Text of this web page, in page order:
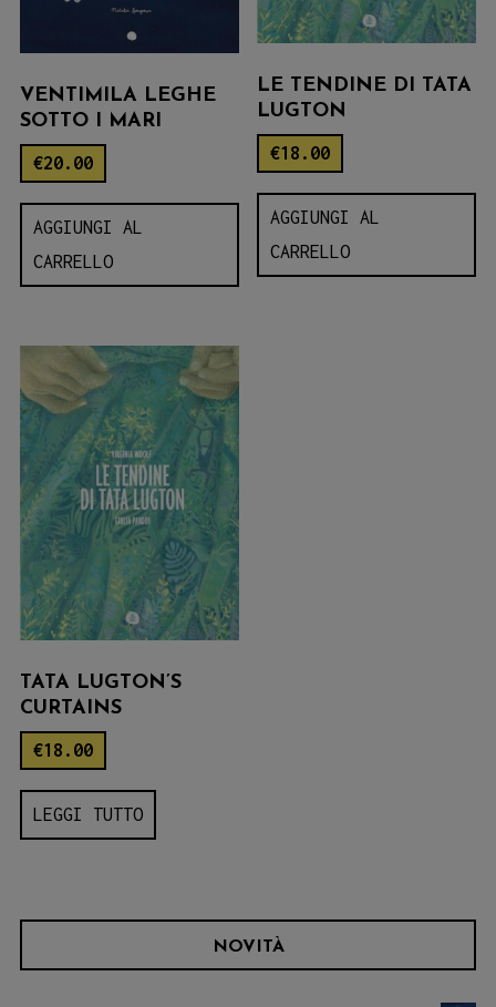
VENTIMILA LEGHE
SOTTO I MARI
€20.00
AGGIUNGI AL
CARRELLO
LE TENDINE DI TATA
LUGTON
€18.00
AGGIUNGI AL
CARRELLO
TATA LUGTON’S
CURTAINS
€18.00
LEGGI TUTTO
NOVITÀ